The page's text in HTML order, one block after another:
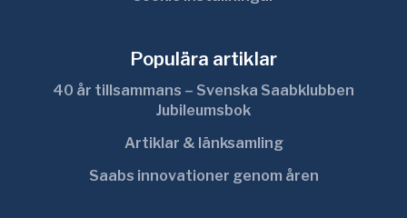
Populära artiklar
40 år tillsammans – Svenska Saabklubben
Jubileumsbok
Artiklar & länksamling
Saabs innovationer genom åren